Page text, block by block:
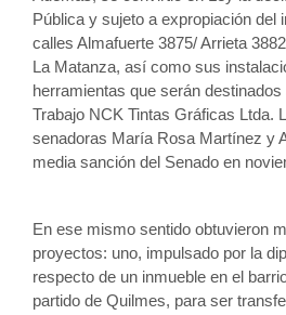
Pública y sujeto a expropiación del
calles Almafuerte 3875/ Arrieta
La Matanza, así como sus
herramientas que serán
Trabajo NCK Tintas Gráficas Ltda.
senadoras María Rosa Martínez y
media sanción del Senado en
En ese mismo sentido obtuvieron
proyectos: uno, impulsado por la
respecto de un inmueble en el
partido de Quilmes, para ser